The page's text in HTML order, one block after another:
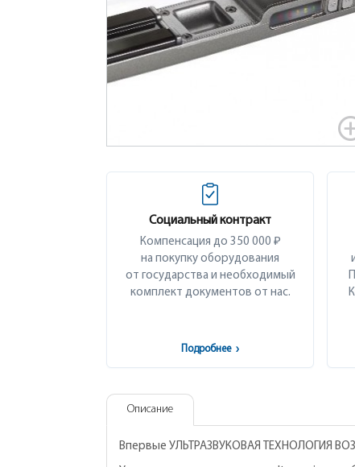
Социальный контракт
Компенсация до 350 000 ₽
на покупку оборудования
от государства и необходимый
комплект документов от нас.
Подробнее ›
Описание
Впервые УЛЬТРАЗВУКОВАЯ ТЕХНОЛОГИЯ